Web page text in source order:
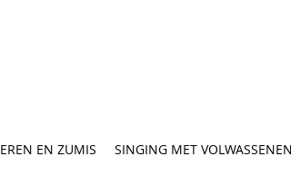
EN ZUMIS SINGING MET VOLWASSENEN